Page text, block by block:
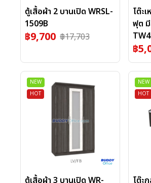
ตู้เสื้อผ้า 2 บานเปิด WRSL-
1509B
฿9,700 ฿17,703
โต๊ะ
ฟุต
฿
NEW
HOT
ตู้เสื้อผ้า 3 บานเปิด WR-
NEW
HOT
โต๊ะ